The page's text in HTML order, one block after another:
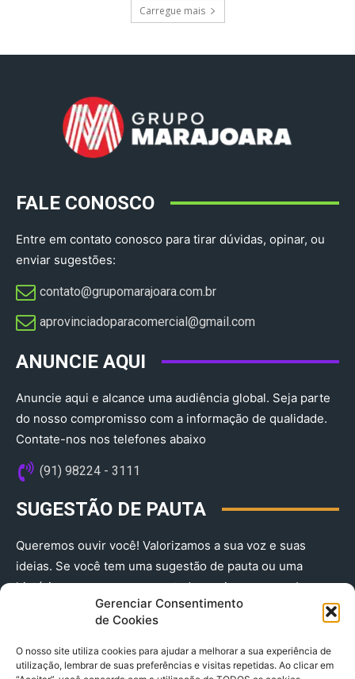
Gerenciar Consentimento
de Cookies
O nosso site utiliza cookies para ajudar a melhorar a sua experiência de
utilização, lembrar de suas preferências e visitas repetidas. Ao clicar em
Carregue mais
FALE CONOSCO
Entre em contato conosco para tirar dúvidas, opinar, ou
enviar sugestões:
contato@grupomarajoara.com.br
aprovinciadoparacomercial@gmail.com​
ANUNCIE AQUI
Anuncie aqui e alcance uma audiência global. Seja parte
do nosso compromisso com a informação de qualidade.
Contate-nos nos telefones abaixo
(91) 98224 - 3111
SUGESTÃO DE PAUTA
Queremos ouvir você! Valorizamos a sua voz e suas
ideias. Se você tem uma sugestão de pauta ou uma
história que merece ser contada, envie-nos agora!
(91) 98224 - 3111